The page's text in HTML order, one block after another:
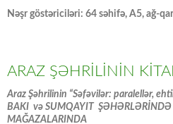
Nəşr göstəriciləri: 64 səhifə, A5, ağ-
ARAZ ŞƏHRİLİNİN
Araz Şəhrilinin “Səfəvilər: paralellər,
BAKI və SUMQAYIT
MAĞAZALARINDA